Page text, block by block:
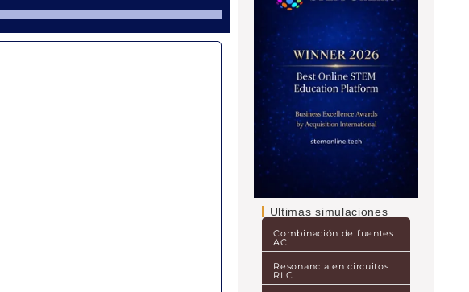
Ultimas simulaciones
Combinación de fuentes
AC
Resonancia en circuitos
RLC